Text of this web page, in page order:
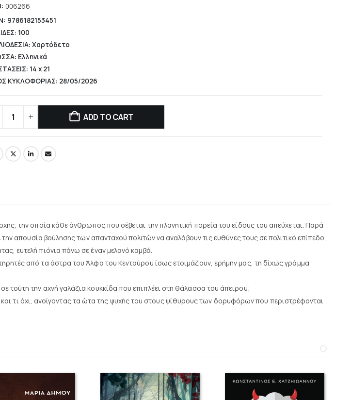
€.
006266
9786182153451
100
Χαρτόδετο
Ελληνικά
14 x 21
ΚΥΚΛΟΦΟΡΙΑΣ: 28/05/2026
ADD TO CART
την οποία κάθε άνθρωπος που σέβεται την πλανητική πορεία του είδους του απεύχεται. Παρά
απουσία βούλησης των απανταχού πολιτών να αναλάβουν τις ευθύνες τους σε πολιτικό επίπεδο,
ευτελή πιόνια πάνω σε έναν μελανό καμβά.
από τα άστρα του Άλφα του Κενταύρου ίσως ετοιμάζουν, ερήμην μας, τη δίχως γράμμα
την αχνή γαλάζια κουκκίδα που επιπλέει στη θάλασσα του άπειρου;
και τι όχι, ανοίγοντας τα ώτα της ψυχής του στους ψίθυρους των δορυφόρων που περιστρέφονται